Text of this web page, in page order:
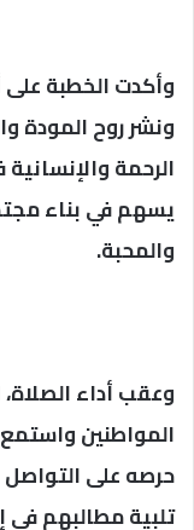
وأكدت الخطبة على
ونشر روح المودة
الرحمة
يسهم في بناء
والمحبة.
وعقب أداء
المواطنين
حرصه على
تلبية مطالبهم في